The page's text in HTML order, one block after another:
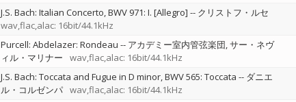
J.S. Bach: Italian Concerto, BWV 971: I. [Allegro] -- クリストフ・ルセ
wav,flac,alac: 16bit/44.1kHz
Purcell: Abdelazer: Rondeau -- アカデミー室内管弦楽団 サー・ネヴ
ィル・マリナー
wav,flac,alac: 16bit/44.1kHz
J.S. Bach: Toccata and Fugue in D minor, BWV 565: Toccata -- ダニエ
ル・コルゼンパ wav,flac,alac: 16bit/44.1kHz